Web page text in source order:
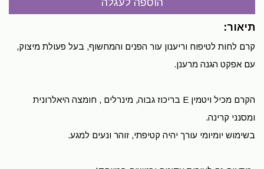
תיאור:
קרם לחות לטיפוח וריענון עור הפנים והמחשוף, בעל פעולת מיצוק,
עם אפקט הגנה מרענן.
הקרם מכיל ויטמין E בריכוז גבוה, מינרלים , חומצה היאלרונית
ומסנני קרינה.
בשימוש יומיומי עורך יהיה קטיפתי, זוהר ונעים למגע.